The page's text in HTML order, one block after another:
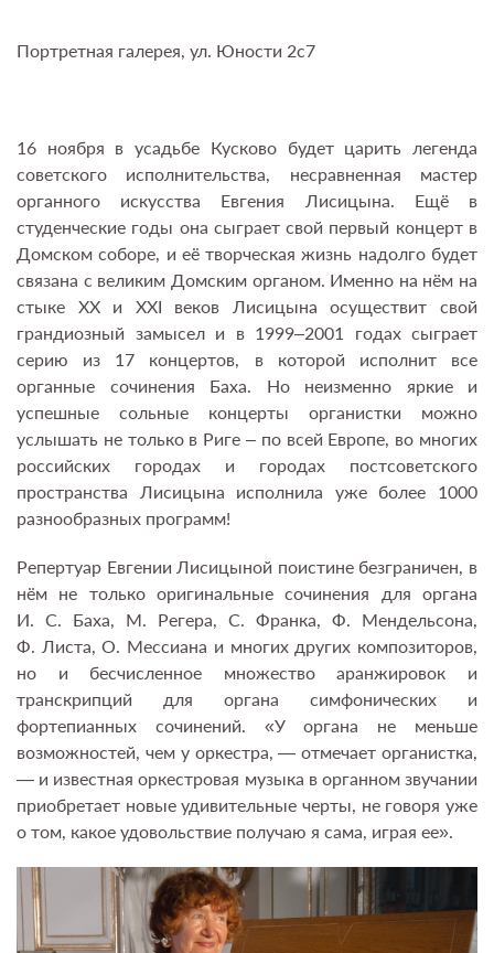
Портретная галерея, ул. Юности 2с7
16 ноября в усадьбе Кусково будет царить легенда
советского исполнительства, несравненная мастер
органного искусства Евгения Лисицына. Ещё в
студенческие годы она сыграет свой первый концерт в
Домском соборе, и её творческая жизнь надолго будет
связана с великим Домским органом. Именно на нём на
стыке XX и XXI веков Лисицына осуществит свой
грандиозный замысел и в 1999–2001 годах сыграет
серию из 17 концертов, в которой исполнит все
органные сочинения Баха. Но неизменно яркие и
успешные сольные концерты органистки можно
услышать не только в Риге – по всей Европе, во многих
российских городах и городах постсоветского
пространства Лисицына исполнила уже более 1000
разнообразных программ!
Репертуар Евгении Лисицыной поистине безграничен, в
нём не только оригинальные сочинения для органа
И. С. Баха, М. Регера, С. Франка, Ф. Мендельсона,
Ф. Листа, О. Мессиана и многих других композиторов,
но и бесчисленное множество аранжировок и
транскрипций для органа симфонических и
фортепианных сочинений. «У органа не меньше
возможностей, чем у оркестра, — отмечает органистка,
— и известная оркестровая музыка в органном звучании
приобретает новые удивительные черты, не говоря уже
о том, какое удовольствие получаю я сама, играя ее».